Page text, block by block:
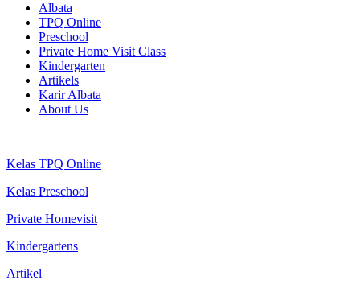
Albata
TPQ Online
Preschool
Private Home Visit Class
Kindergarten
Artikels
Karir Albata
About Us
Kelas TPQ Online
Kelas Preschool
Private Homevisit
Kindergartens
Artikel